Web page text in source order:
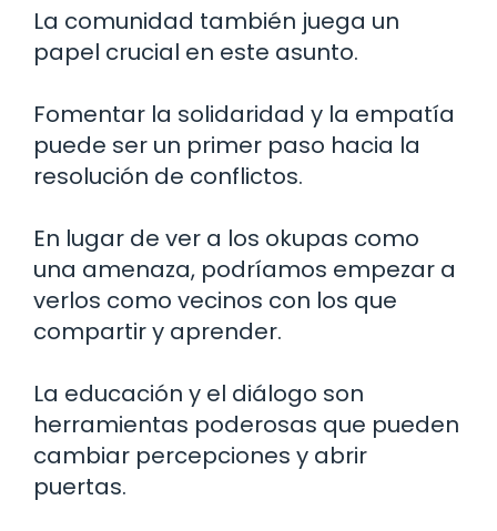
La comunidad también juega un
papel crucial en este asunto.
Fomentar la solidaridad y la empatía
puede ser un primer paso hacia la
resolución de conflictos.
En lugar de ver a los okupas como
una amenaza, podríamos empezar a
verlos como vecinos con los que
compartir y aprender.
La educación y el diálogo son
herramientas poderosas que pueden
cambiar percepciones y abrir
puertas.